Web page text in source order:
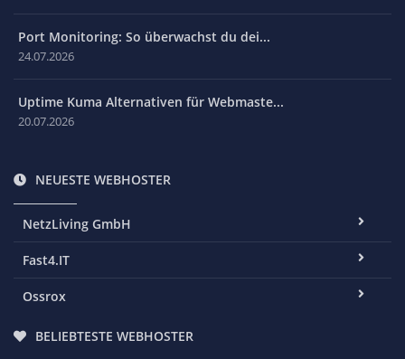
Port Monitoring: So überwachst du dei...
24.07.2026
Uptime Kuma Alternativen für Webmaste...
20.07.2026
NEUESTE WEBHOSTER
NetzLiving GmbH
Fast4.IT
Ossrox
BELIEBTESTE WEBHOSTER